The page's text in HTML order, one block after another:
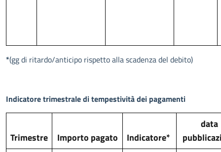
*(gg di ritardo/anticipo rispetto alla scadenza del debito)
Indicatore trimestrale di tempestività dei pagamenti
Trimestre Importo pagato Indicatore*
data